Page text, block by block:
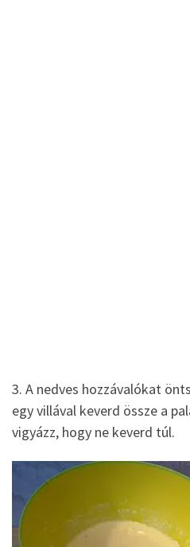
3. A nedves hozzávalókat
egy villával keverd össze a
vigyázz, hogy ne keverd túl.